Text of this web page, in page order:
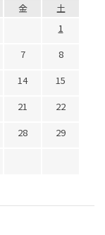
金
土
1
7
8
14
15
21
22
28
29